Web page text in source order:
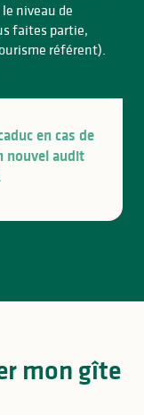
niveau de
faites partie,
référent).
en cas de
nouvel audit
mon gîte